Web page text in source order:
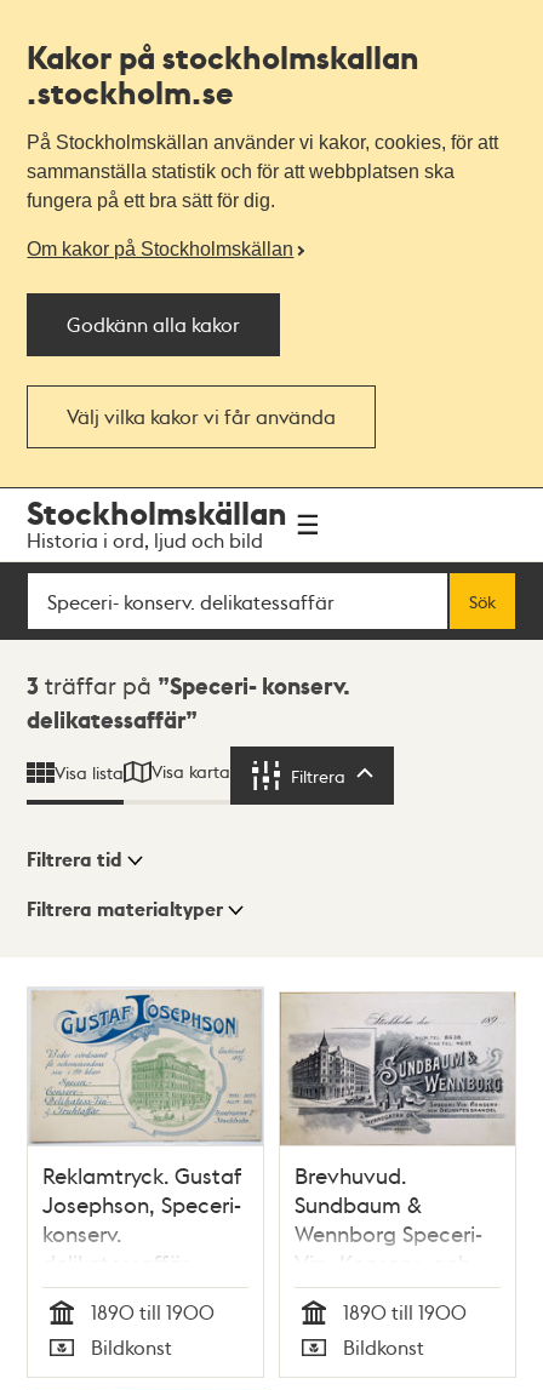
Kakor på stockholmskallan
.stockholm.se
På Stockholmskällan använder vi kakor, cookies, för att
sammanställa statistik och för att webbplatsen ska
fungera på ett bra sätt för dig.
Om kakor på Stockholmskällan
Godkänn alla kakor
Välj vilka kakor vi får använda
navigationen
huvudinnehållet
Stockholmskällan
Historia i ord, ljud och bild
Sök
Sök
Sökresultat
3 träffar på
Speceri- konserv.
delikatessaffär
Visa lista Visa karta Filtrera
Visningsläge
Lista
Karta
Filtrera tid
Filtrera materialtyper
träffar
Reklamtryck. Gustaf
Josephson, Speceri-
konserv.
delikatessaffär.
Tid
1890 till 1900
Typ
Bildkonst
Brevhuvud.
Sundbaum &
Wennborg Speceri-
Vin- Konserv- och
Delikatesshandel
Tid
1890 till 1900
Typ
Bildkonst